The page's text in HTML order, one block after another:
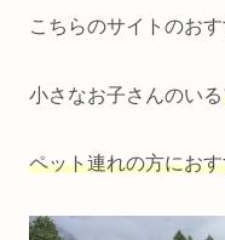
こちらのサイトのお
小さなお子さんのいる
ペット連れの方にお